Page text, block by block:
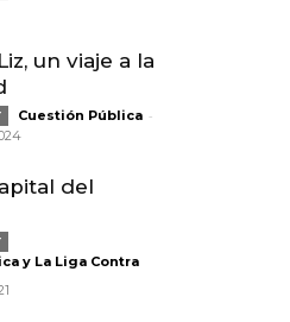
un viaje a la
Cuestión Pública -
del
y La Liga Contra